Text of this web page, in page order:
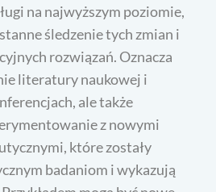
na najwyższym poziomie,
śledzenie tych zmian i
rozwiązań. Oznacza
literatury naukowej i
ale także
z nowymi
które zostały
badaniom i wykazują